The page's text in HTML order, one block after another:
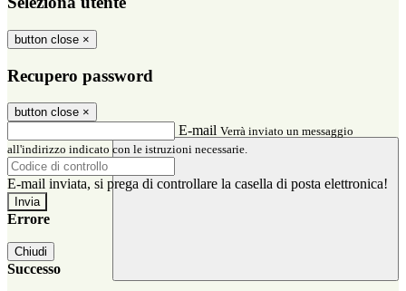
button close ×
Recupero password
button close ×
E-mail Verrà inviato un messaggio
all'indirizzo indicato con le istruzioni necessarie.
E-mail inviata, si prega di controllare la casella di posta elettronica!
Errore
Chiudi
Successo